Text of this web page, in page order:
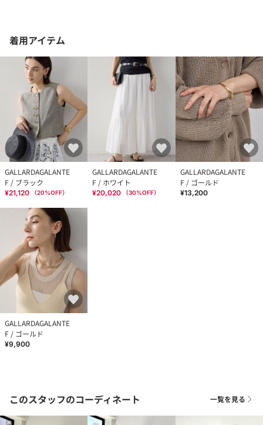
着用アイテム
GALLARDAGALANTE
F / ブラック
¥21,120 （20%OFF）
GALLARDAGALANTE
F / ホワイト
¥20,020 （30%OFF）
GALLARDAGALANTE
F / ゴールド
¥13,200
GALLARDAGALANTE
F / ゴールド
¥9,900
このスタッフのコーディネート 一覧を見る